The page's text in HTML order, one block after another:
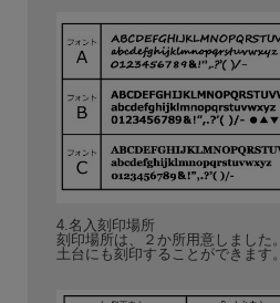
4.名入刻印場所
刻印場所は、２か所用意しました。
土台にも刻印することができます。